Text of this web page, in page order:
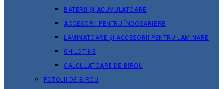
BATERII ȘI ACUMULATOARE
ACCESORII PENTRU ÎNDOSARIERE
LAMINATOARE ȘI ACCESORII PENTRU LAMINARE
GHILOTINE
CALCULATOARE DE BIROU
FOTOLII DE BIROU